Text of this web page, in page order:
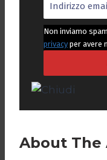
Non inviamo
privacy per avere
About The